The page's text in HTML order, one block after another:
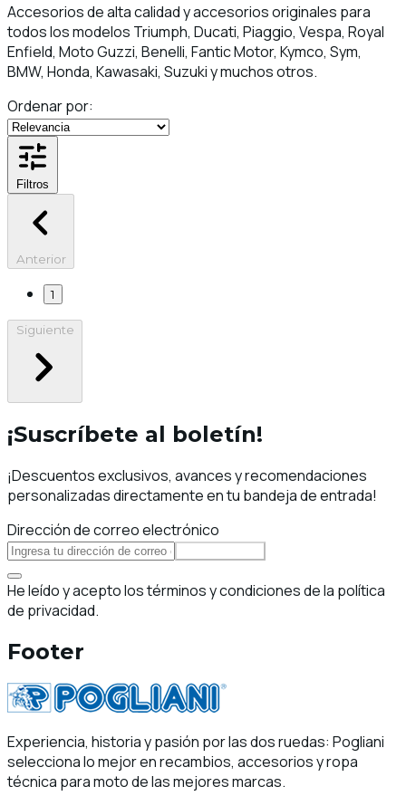
Accesorios de alta calidad y accesorios originales para
todos los modelos Triumph, Ducati, Piaggio, Vespa, Royal
Enfield, Moto Guzzi, Benelli, Fantic Motor, Kymco, Sym,
BMW, Honda, Kawasaki, Suzuki y muchos otros.
Ordenar por:
Filtros
Anterior
1
¡Suscríbete al boletín!
¡Descuentos exclusivos, avances y recomendaciones
personalizadas directamente en tu bandeja de entrada!
Dirección de correo electrónico
He leído y acepto los términos y condiciones de la política
de privacidad.
Footer
Experiencia, historia y pasión por las dos ruedas: Pogliani
selecciona lo mejor en recambios, accesorios y ropa
técnica para moto de las mejores marcas.